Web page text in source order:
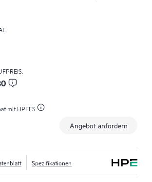
mit HPEFS
Angebot anfordern
Spezifikationen